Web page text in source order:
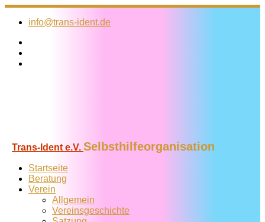
Zum
Inhalt
info@trans-ident.de
Trans-Ident e.V. Selbsthilfeorganisation
Startseite
Beratung
Verein
Allgemein
Vereins­geschichte